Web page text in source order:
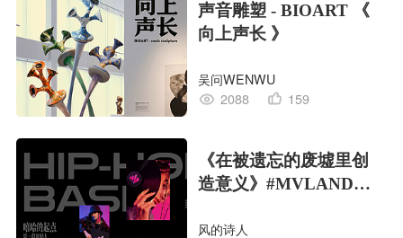
声音雕塑 - BIOART 《
向上声长 》
吴问WENWU
2088
159
《在被遗忘的废墟里创
造意义》#MVLAND嘻
风的诗人